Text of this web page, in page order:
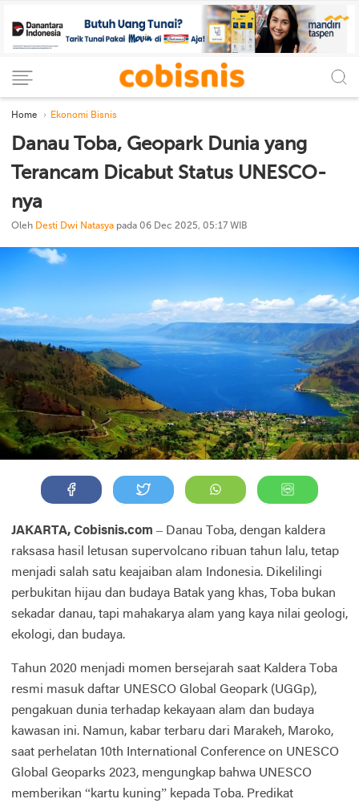
Home Ekonomi Bisnis
Danau Toba, Geopark Dunia yang
Terancam Dicabut Status UNESCO-
nya
Oleh Desti Dwi Natasya pada 06 Dec 2025, 05:17 WIB
JAKARTA, Cobisnis.com – Danau Toba, dengan kaldera
raksasa hasil letusan supervolcano ribuan tahun lalu, tetap
menjadi salah satu keajaiban alam Indonesia. Dikelilingi
perbukitan hijau dan budaya Batak yang khas, Toba bukan
sekadar danau, tapi mahakarya alam yang kaya nilai geologi,
ekologi, dan budaya.
Tahun 2020 menjadi momen bersejarah saat Kaldera Toba
resmi masuk daftar UNESCO Global Geopark (UGGp),
pengakuan dunia terhadap kekayaan alam dan budaya
kawasan ini. Namun, kabar terbaru dari Marakeh, Maroko,
saat perhelatan 10th International Conference on UNESCO
Global Geoparks 2023, mengungkap bahwa UNESCO
memberikan “kartu kuning” kepada Toba. Predikat